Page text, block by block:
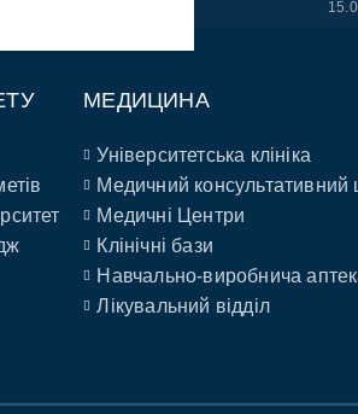
МЕДИЦИНА
Університетська клініка
Медичний консультативний
Медичні Центри
Клінічні бази
Навчально-виробнича
Лікувальний відділ